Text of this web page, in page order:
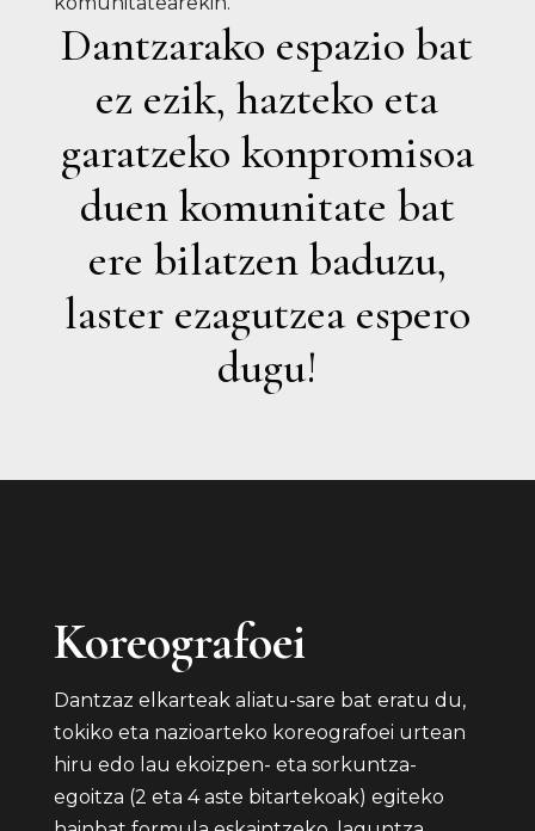
Dantzarako espazio bat
ez ezik, hazteko eta
garatzeko konpromisoa
duen komunitate bat
ere bilatzen baduzu,
laster ezagutzea espero
dugu!
Koreografoei
Dantzaz elkarteak aliatu-sare bat eratu du,
tokiko eta nazioarteko koreografoei urtean
hiru edo lau ekoizpen- eta sorkuntza-
egoitza (2 eta 4 aste bitartekoak) egiteko